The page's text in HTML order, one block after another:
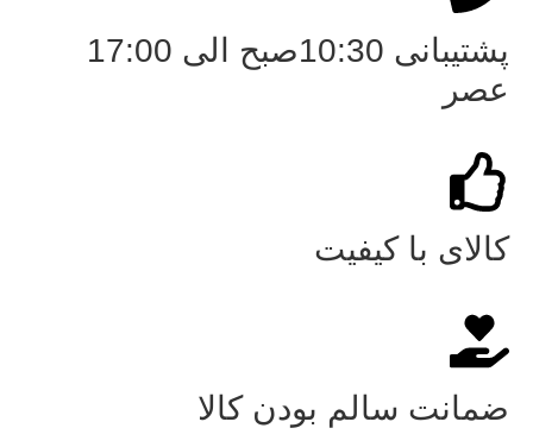
پشتیبانی 10:30صبح الی 17:00
عصر
کالای با کیفیت
ضمانت سالم بودن کالا